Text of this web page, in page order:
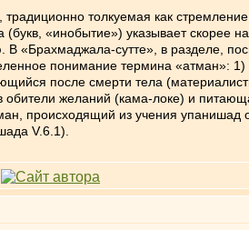
толкуемая как
«инобытие») указывает скорее
В «Брахмаджала-сутте», в разделе,
понимание термина
после смерти тела
желаний (кама-локе) и
происходящий из учения
V.6.1).